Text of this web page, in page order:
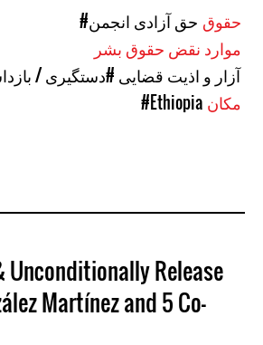
#حق آزادی انجمن
#آزار و اذیت قضایی #دستگیری /
#Ethiopia
Unconditionally Release
Martínez and 5 Co-